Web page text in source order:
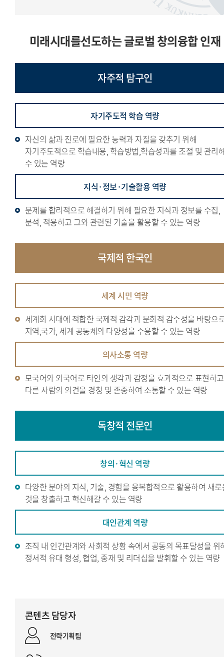
미래시대를선도하는 글로벌 창의융합 인재
자주적 탐구인
자기주도적 학습 역량
자신의 삶과 진로에 필요한 능력과 자질을 갖추기 위해
자기주도적으로 학습내용, 학습방법,학습성과를 조절 및 관리
수 있는 역량
지식·정보·기술활용 역량
문제를 합리적으로 해결하기 위해 필요한 지식과 정보를 수집,
분석, 적용하고 그와 관련된 기술을 활용할 수 있는 역량
국제적 한국인
세계 시민 역량
세계화 시대에 적합한 국제적 감각과 문화적 감수성을 바탕으
지역,국가, 세계 공동체의 다양성을 수용할 수 있는 역량
의사소통 역량
모국어와 외국어로 타인의 생각과 감정을 효과적으로 표현하고
다른 사람의 의견을 경청 및 존중하여 소통할 수 있는 역량
독창적 전문인
창의·혁신 역량
다양한 분야의 지식, 기술, 경험을 융복합적으로 활용하여 새
것을 창출하고 혁신해갈 수 있는 역량
대인관계 역량
조직 내 인간관계와 사회적 상황 속에서 공동의 목표달성을 위
정서적 유대 형성, 협업, 중재 및 리더십을 발휘할 수 있는 역량
콘텐츠 담당자
전략기획팀